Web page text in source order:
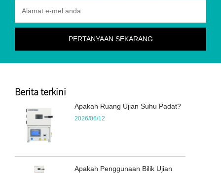
Berita terkini
Apakah Ruang Ujian Suhu Padat?
2026/06/12
Apakah Penggunaan Bilik Ujian